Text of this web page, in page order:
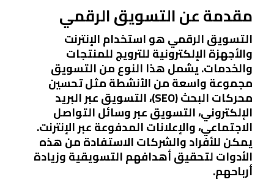
مقدمة عن التسويق الرقمي
التسويق الرقمي هو استخدام الإنترنت
والأجهزة الإلكترونية للترويج للمنتجات
والخدمات. يشمل هذا النوع من التسويق
مجموعة واسعة من الأنشطة مثل تحسين
محركات البحث (SEO)، التسويق عبر البريد
الإلكتروني، التسويق عبر وسائل التواصل
الاجتماعي، والإعلانات المدفوعة عبر الإنترنت.
يمكن للأفراد والشركات الاستفادة من هذه
الأدوات لتحقيق أهدافهم التسويقية وزيادة
أرباحهم.